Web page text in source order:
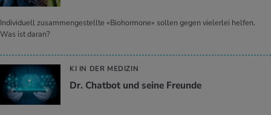
Individuell zusammengestellte «Biohormone» sollen gegen vielerlei helfen.
Was ist daran?
KI IN DER MEDIZIN
Dr. Chat­bot und seine Freun­de